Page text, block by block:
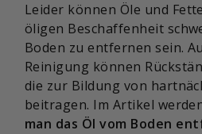
Leider können Öle und
öligen Beschaffenheit
Boden zu entfernen sein.
Reinigung können
die zur Bildung von
beitragen. Im Artikel
man das Öl vom Boden